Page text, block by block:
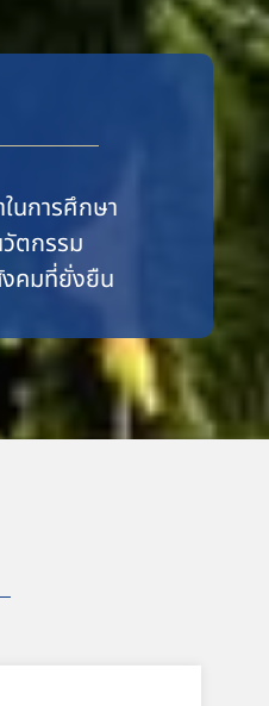
นการศึกษา
ตกรรม
งคมที่ยั่งยืน